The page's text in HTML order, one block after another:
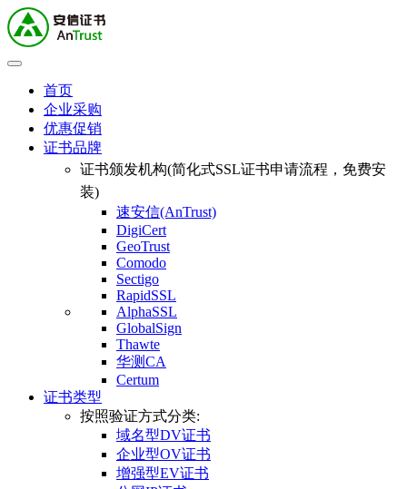
首页
企业采购
优惠促销
证书品牌
证书颁发机构(简化式SSL证书申请流程，免费安
装)
速安信(AnTrust)
DigiCert
GeoTrust
Comodo
Sectigo
RapidSSL
AlphaSSL
GlobalSign
Thawte
华测CA
Certum
证书类型
按照验证方式分类:
域名型DV证书
企业型OV证书
增强型EV证书